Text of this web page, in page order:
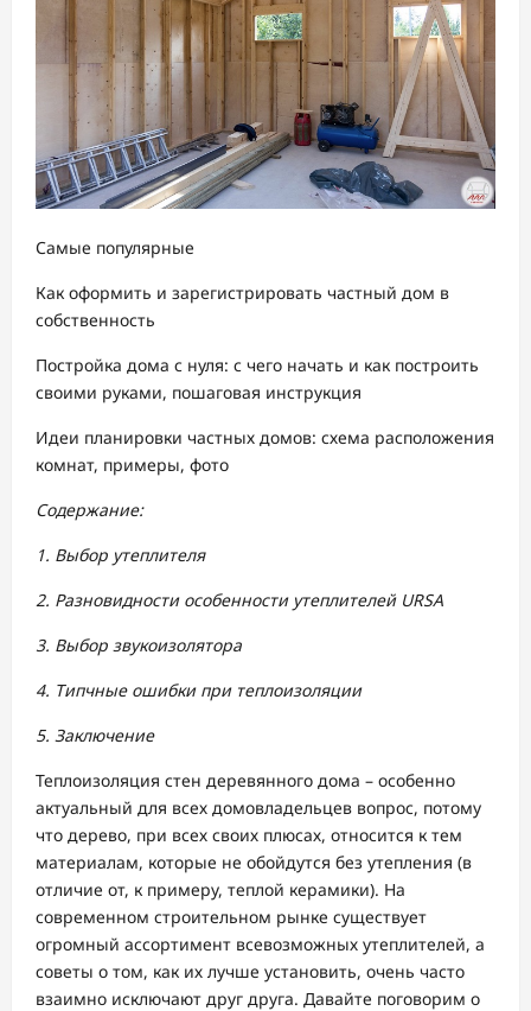
Самые популярные
Как оформить и зарегистрировать частный дом в
собственность
Постройка дома с нуля: с чего начать и как построить
своими руками, пошаговая инструкция
Идеи планировки частных домов: схема расположения
комнат, примеры, фото
Содержание:
1. Выбор утеплителя
2. Разновидности особенности утеплителей URSA
3. Выбор звукоизолятора
4. Типчные ошибки при теплоизоляции
5. Заключение
Теплоизоляция стен деревянного дома – особенно
актуальный для всех домовладельцев вопрос, потому
что дерево, при всех своих плюсах, относится к тем
материалам, которые не обойдутся без утепления (в
отличие от, к примеру, теплой керамики). На
современном строительном рынке существует
огромный ассортимент всевозможных утеплителей, а
советы о том, как их лучше установить, очень часто
взаимно исключают друг друга. Давайте поговорим о